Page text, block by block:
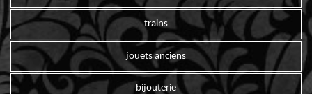
trains
jouets anciens
bijouterie